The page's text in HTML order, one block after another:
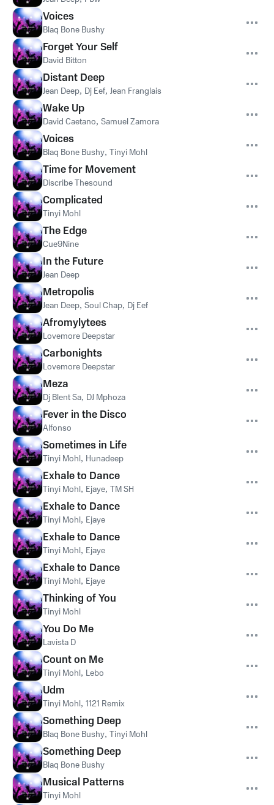
Voices
Blaq Bone Bushy
Forget Your Self
David Bitton
Distant Deep
Jean Deep, Dj Eef, Jean Franglais
Wake Up
David Caetano, Samuel Zamora
Voices
Blaq Bone Bushy, Tinyi Mohl
Time for Movement
Discribe Thesound
Complicated
Tinyi Mohl
The Edge
Cue9Nine
In the Future
Jean Deep
Metropolis
Jean Deep, Soul Chap, Dj Eef
Afromylytees
Lovemore Deepstar
Carbonights
Lovemore Deepstar
Meza
Dj Blent Sa, DJ Mphoza
Fever in the Disco
Alfonso
Sometimes in Life
Tinyi Mohl, Hunadeep
Exhale to Dance
Tinyi Mohl, Ejaye, TM SH
Exhale to Dance
Tinyi Mohl, Ejaye
Exhale to Dance
Tinyi Mohl, Ejaye
Exhale to Dance
Tinyi Mohl, Ejaye
Thinking of You
Tinyi Mohl
You Do Me
Lavista D
Count on Me
Tinyi Mohl, Lebo
Udm
Tinyi Mohl, 1121 Remix
Something Deep
Blaq Bone Bushy, Tinyi Mohl
Something Deep
Blaq Bone Bushy
Musical Patterns
Tinyi Mohl